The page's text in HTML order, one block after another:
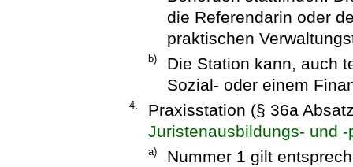
die Referendarin oder
praktischen
b)
Die Station kann, auch
Sozial- oder einem
4.
Praxisstation (§ 36a
Juristenausbildungs- und
a) Nummer 1 gilt